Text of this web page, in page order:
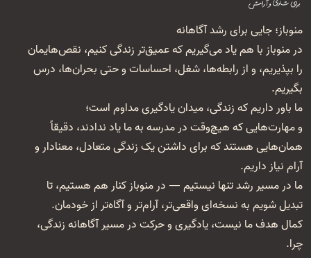
منوباز؛ جایی برای رشد آگاهانه
در منوباز با هم یاد می‌گیریم که عمیق‌تر زندگی کنیم، نقص‌هایمان
را بپذیریم، و از رابطه‌ها، شغل‌، احساسات و حتی بحران‌ها، درس
بگیریم.
ما باور داریم که زندگی، میدان یادگیری مداوم است؛
و مهارت‌هایی که هیچ‌وقت در مدرسه به ما یاد ندادند، دقیقاً
همان‌هایی هستند که برای داشتن یک زندگی متعادل، معنا‌دار و
آرام نیاز داریم.
ما در مسیر رشد تنها نیستیم — در منوباز کنار هم هستیم، تا
تبدیل شویم به نسخه‌ای واقعی‌تر، آرام‌تر و آگاه‌تر از خودمان.
کمال هدف ما نیست، یادگیری و حرکت در مسیر آگاهانه زندگی،
چرا.